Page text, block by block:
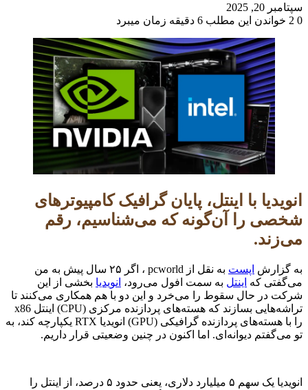
سپتامبر 20, 2025
0
خواندن این مطلب 6 دقیقه زمان میبرد
انویدیا با اینتل، پایان گرافیک کامپیوترهای
شخصی را آن‌گونه که می‌شناسیم، رقم
می‌زند.
به گزارش اپست
به نقل از pcworld ، اگر ۲۵ سال پیش به من
می‌گفتی که اینتل به سمت افول می‌رود، انویدیا بخشی از این
شرکت در حال سقوط را می‌خرد و این دو با هم همکاری می‌کنند تا
تراشه‌هایی بسازند که هسته‌های پردازنده مرکزی (CPU) اینتل x86
را با هسته‌های پردازنده گرافیکی (GPU) انویدیا RTX یکپارچه کند، به
تو می‌گفتم دیوانه‌ای. اما اکنون در چنین وضعیتی قرار داریم.
انویدیا یک سهم ۵ میلیارد دلاری، یعنی حدود ۵ درصد، از اینتل را